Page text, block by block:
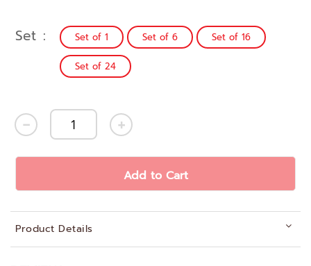
Set Set of 1 Set of 6 Set of 16
Set of 24
Add to Cart
Product Details